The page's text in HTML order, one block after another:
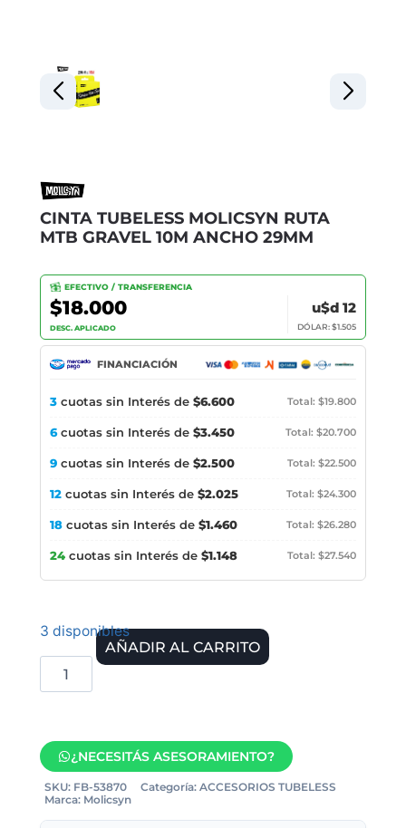
CINTA TUBELESS MOLICSYN RUTA
MTB GRAVEL 10M ANCHO 29MM
EFECTIVO / TRANSFERENCIA
$18.000
DESC. APLICADO
u$d 12
DÓLAR: $1.505
FINANCIACIÓN
3 cuotas sin Interés de $6.600 Total: $19.800
6cuotas sin Interés de $3.450 Total: $20.700
9 cuotas sin Interés de $2.500 Total: $22.500
12 cuotas sin Interés de $2.025 Total: $24.300
18 cuotas sin Interés de $1.460 Total: $26.280
24 cuotas sin Interés de $1.148 Total: $27.540
3 disponibles
AÑADIR AL CARRITO
¿NECESITÁS ASESORAMIENTO?
SKU: FB-53870 Categoría: ACCESORIOS TUBELESS
Marca: Molicsyn